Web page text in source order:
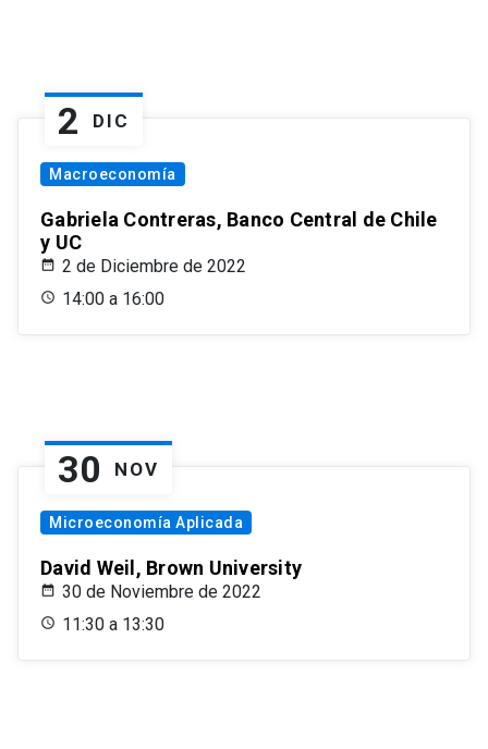
2 DIC
Macroeconomía
Gabriela Contreras, Banco Central de Chile
y UC
2 de Diciembre de 2022
14:00 a 16:00
30 NOV
Microeconomía Aplicada
David Weil, Brown University
30 de Noviembre de 2022
11:30 a 13:30